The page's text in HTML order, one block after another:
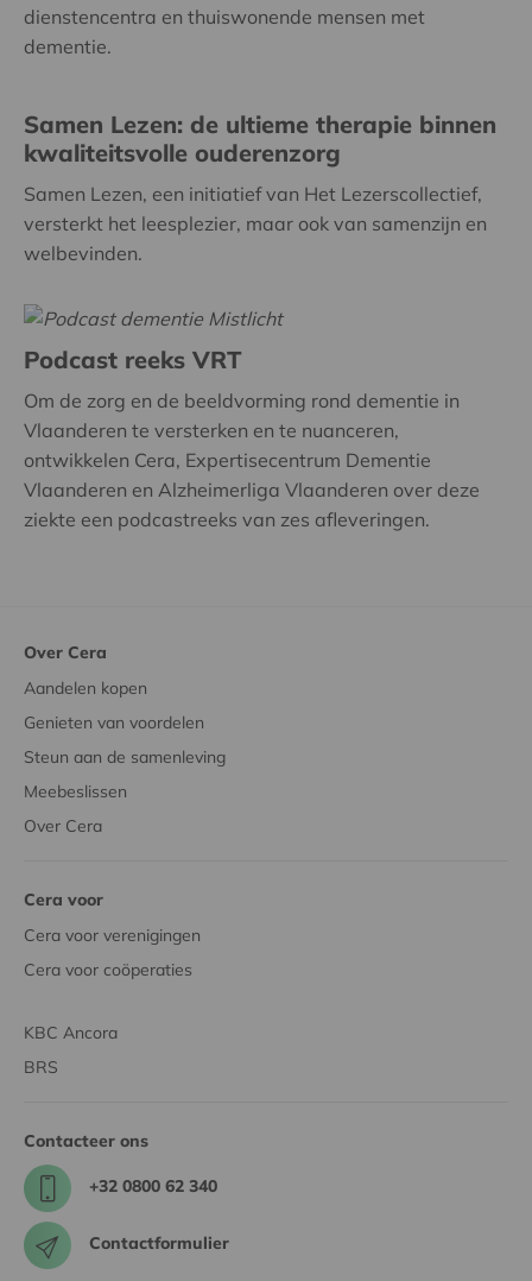
dienstencentra en thuiswonende mensen met
dementie.
Samen Lezen: de ultieme therapie binnen
kwaliteitsvolle ouderenzorg
Samen Lezen, een initiatief van Het Lezerscollectief,
versterkt het leesplezier, maar ook van samenzijn en
welbevinden.
Podcast reeks VRT
Om de zorg en de beeldvorming rond dementie in
Vlaanderen te versterken en te nuanceren,
ontwikkelen Cera, Expertisecentrum Dementie
Vlaanderen en Alzheimerliga Vlaanderen over deze
ziekte een podcastreeks van zes afleveringen.
Over Cera
Aandelen kopen
Genieten van voordelen
Steun aan de samenleving
Meebeslissen
Over Cera
Cera voor
Cera voor verenigingen
Cera voor coöperaties
KBC Ancora
BRS
Contacteer ons
+32 0800 62 340
Contactformulier